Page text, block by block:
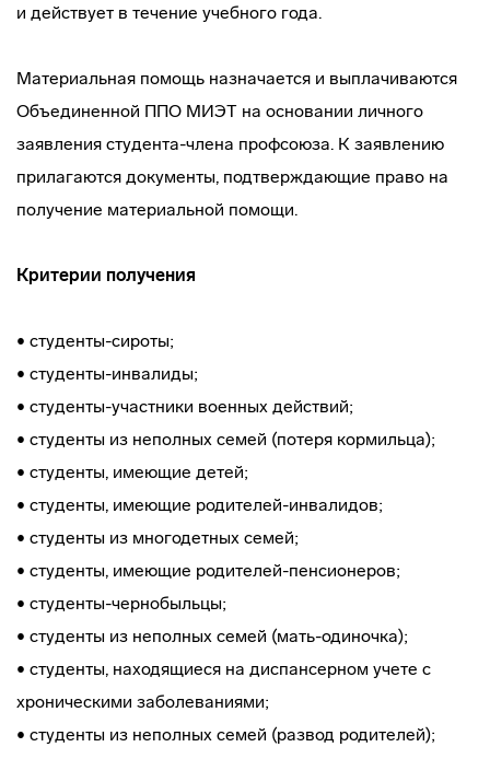
и действует в течение учебного года.
Материальная помощь назначается и выплачиваются
Объединенной ППО МИЭТ на основании личного
заявления студента-члена профсоюза. К заявлению
прилагаются документы, подтверждающие право на
получение материальной помощи.
Критерии получения
• студенты-сироты;
• студенты-инвалиды;
• студенты-участники военных действий;
• студенты из неполных семей (потеря кормильца);
• студенты, имеющие детей;
• студенты, имеющие родителей-инвалидов;
• студенты из многодетных семей;
• студенты, имеющие родителей-пенсионеров;
• студенты-чернобыльцы;
• студенты из неполных семей (мать-одиночка);
• студенты, находящиеся на диспансерном учете с
хроническими заболеваниями;
• студенты из неполных семей (развод родителей);